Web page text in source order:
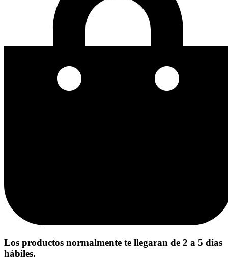
Los productos normalmente te llegaran de 2 a 5 días
hábiles.